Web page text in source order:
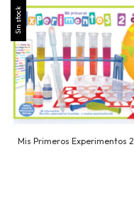
Sin stock
Mis Primeros Experimentos 2